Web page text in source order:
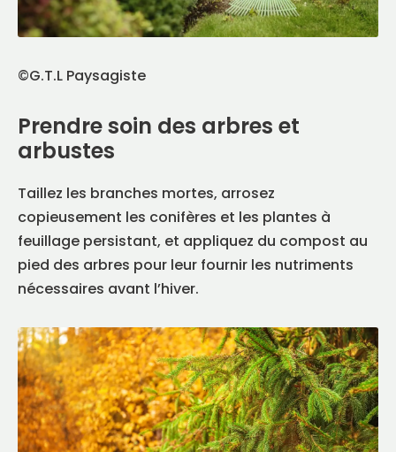
©G.T.L Paysagiste
Prendre soin des arbres et
arbustes
Taillez les branches mortes, arrosez
copieusement les conifères et les plantes à
feuillage persistant, et appliquez du compost au
pied des arbres pour leur fournir les nutriments
nécessaires avant l’hiver.